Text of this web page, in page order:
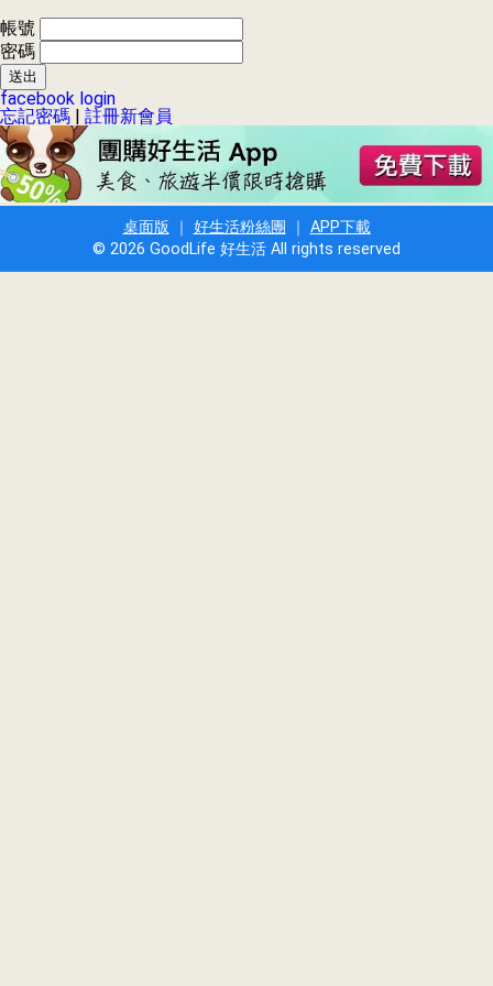
帳號
密碼
facebook login
忘記密碼 | 註冊新會員
桌面版 ｜ 好生活粉絲團 ｜ APP下載
© 2026 GoodLife 好生活 All rights reserved